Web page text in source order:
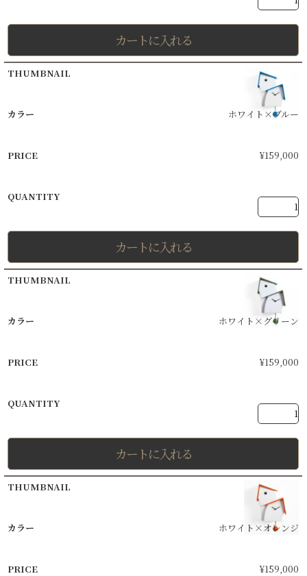
カートに入れる
ホワイト×ブルー
¥159,000
カートに入れる
ホワイト×グリーン
¥159,000
カートに入れる
ホワイト×オレンジ
¥159,000